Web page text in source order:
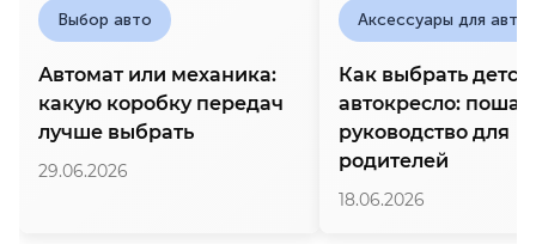
Выбор авто
Автомат или механика:
какую коробку передач
лучше выбрать
29.06.2026
Аксессуары для авто
Как выбрать
автокресло:
руководство для
родителей
18.06.2026